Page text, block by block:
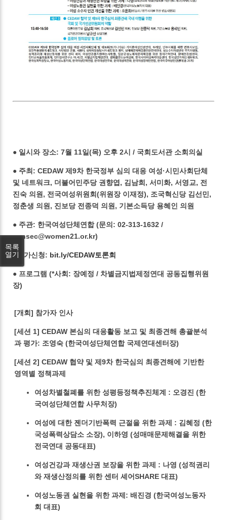
● 일시와 장소: 7월 11일(목) 오후 2시 / 국회도서관 소회의실
● 주최: CEDAW 제9차 한국정부 심의 대응 여성·시민사회단체
및 네트워크, 더불어민주당 권향엽, 김남희, 서미화, 서영교, 전
진숙 의원, 전국여성위원회(위원장 이재정), 조국혁신당 김선민,
정춘생 의원, 진보당 전종덕 의원, 기본소득당 용혜인 의원
● 주관: 한국여성단체연합 (문의: 02-313-1632 /
gensec@women21.or.kr)
●참가신청: bit.ly/CEDAW토론회
● 프로그램 (*사회: 장예정 / 차별금지법제정연대 공동집행위원
장)
[개회] 참가자 인사
[세션 1] CEDAW 본심의 대응활동 보고 및 최종견해 총괄분석
과 평가: 조영숙 (한국여성단체연합 국제연대센터장)
[세션 2] CEDAW 협약 및 제9차 한국심의 최종견해에 기반한
영역별 정책과제
여성차별철폐를 위한 성평등정책추진체계 : 오경진 (한
국여성단체연합 사무처장)
여성에 대한 젠더기반폭력 근절을 위한 과제 : 김혜정 (한
국성폭력상담소 소장), 이하영 (성매매문제해결을 위한
전국연대 공동대표)
여성건강과 재생산권 보장을 위한 과제 : 나영 (성적권리
와 재생산정의를 위한 센터 셰어SHARE 대표)
여성노동권 실현을 위한 과제: 배진경 (한국여성노동자
회 대표)
목록
열기